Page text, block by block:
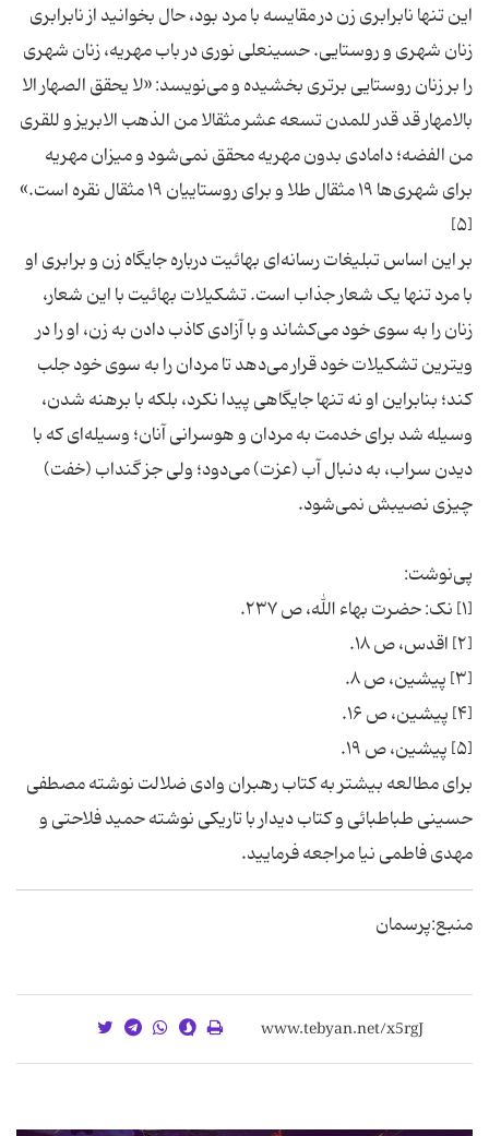
این تنها نابرابری زن در مقایسه با مرد بود، حال بخوانید از نابرابری
زنان شهری و روستایی. حسینعلی نوری در باب مهریه، زنان شهری
را بر زنان روستایی برتری بخشیده و می‌نویسد: «لا یحقق الصهار الا
بالامهار قد قدر للمدن تسعه عشر مثقالا من الذهب الابریز و للقری
من الفضه؛ دامادی بدون مهریه محقق نمی‌شود و میزان مهریه
برای شهری‌ها ۱۹ مثقال طلا و برای روستاییان ۱۹ مثقال نقره است.»
[۵]
بر این اساس تبلیغات رسانه‌ای بهائیت درباره جایگاه زن و برابری او
با مرد تنها یک شعار جذاب است. تشکیلات بهائیت با این شعار،
زنان را به سوی خود می‌کشاند و با آزادی کاذب دادن به زن، او را در
ویترین تشکیلات خود قرار می‌دهد تا مردان را به سوی خود جلب
کند؛ بنابراین او نه تنها جایگاهی پیدا نکرد، بلکه با برهنه شدن،
وسیله شد برای خدمت به مردان و هوسرانی آنان؛ وسیله‌ای که با
دیدن سراب، به دنبال آب (عزت) می‌دود؛ ولی جز گنداب (خفت)
چیزی نصیبش نمی‌شود.
پی‌نوشت:
[۱] نک: حضرت بهاء الله، ص ۲۳۷.
[۲] اقدس، ص ۱۸.
[۳] پیشین، ص ۸.
[۴] پیشین، ص ۱۶.
[۵] پیشین، ص ۱۹.
برای مطالعه بیشتر به کتاب رهبران وادی ضلالت نوشته مصطفی
حسینی طباطبائی و کتاب دیدار با تاریکی نوشته حمید فلاحتی و
مهدی فاطمی نیا مراجعه فرمایید.
منبع:پرسمان